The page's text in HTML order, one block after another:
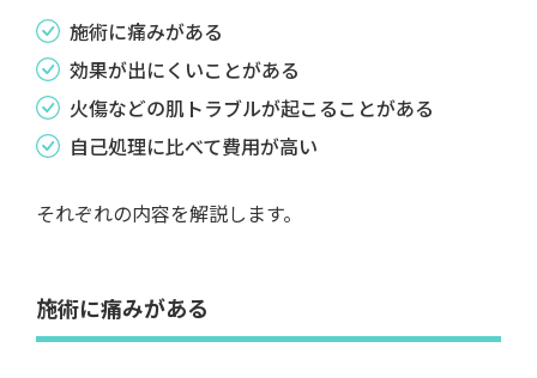
施術に痛みがある
効果が出にくいことがある
火傷などの肌トラブルが起こることがある
自己処理に比べて費用が高い
それぞれの内容を解説します。
施術に痛みがある